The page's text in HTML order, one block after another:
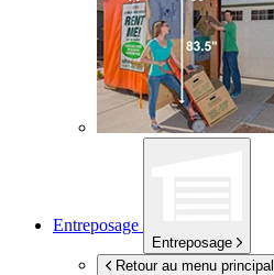
Entreposage
Entreposage
Retour au menu principal